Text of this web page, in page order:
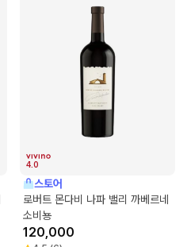
4.0
스토어
로버트 몬다비 나파 밸리 까베르네
소비뇽
120,000